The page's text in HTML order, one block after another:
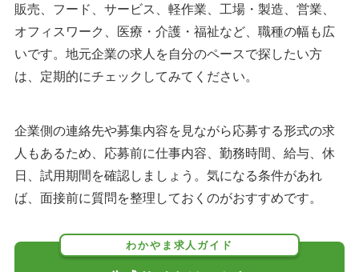
販売、フード、サービス、軽作業、工場・製造、営業、
オフィスワーク、医療・介護・福祉など、職種の幅も広
いです。地元企業の求人を自分のペースで探したい方
は、定期的にチェックしてみてください。
企業側の連絡先や募集内容を見ながら応募する形式の求
人もあるため、応募前に仕事内容、勤務時間、給与、休
日、試用期間を確認しましょう。気になる条件があれ
ば、面接前に質問を整理しておくのがおすすめです。
わかやま求人ガイド